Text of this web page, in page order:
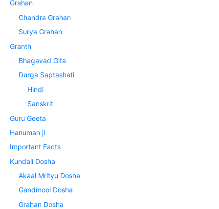
Grahan
Chandra Grahan
Surya Grahan
Granth
Bhagavad Gita
Durga Saptashati
Hindi
Sanskrit
Guru Geeta
Hanuman ji
Important Facts
Kundali Dosha
Akaal Mrityu Dosha
Gandmool Dosha
Grahan Dosha